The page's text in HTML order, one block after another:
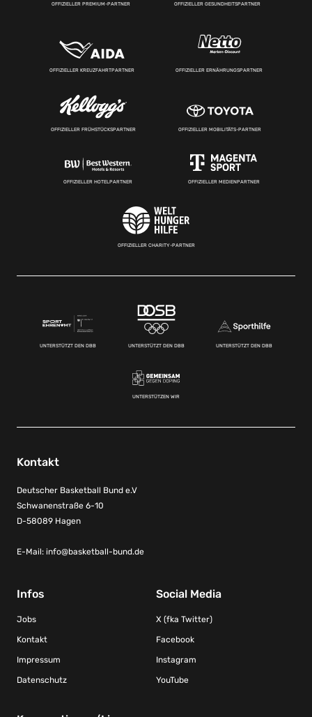
OFFIZIELLER PREMIUM-PARTNER OFFIZIELLER GESUNDHEITSPARTNER
OFFIZIELLER KREUZFAHRTPARTNER OFFIZIELLER ERNÄHRUNGSPARTNER
OFFIZIELLER FRÜHSTÜCKSPARTNER OFFIZIELLER MOBILITÄTS-PARTNER
OFFIZIELLER HOTELPARTNER OFFIZIELLER MEDIENPARTNER
OFFIZIELLER CHARITY-PARTNER
UNTERSTÜTZT DEN DBB UNTERSTÜTZT DEN DBB UNTERSTÜTZT DEN DBB
UNTERSTÜTZEN WIR
Kontakt
Deutscher Basketball Bund e.V
Schwanenstraße 6-10
D-58089 Hagen
E-Mail: info@basketball-bund.de
Infos
Jobs
Kontakt
Impressum
Datenschutz
Social Media
X (fka Twitter)
Facebook
Instagram
YouTube